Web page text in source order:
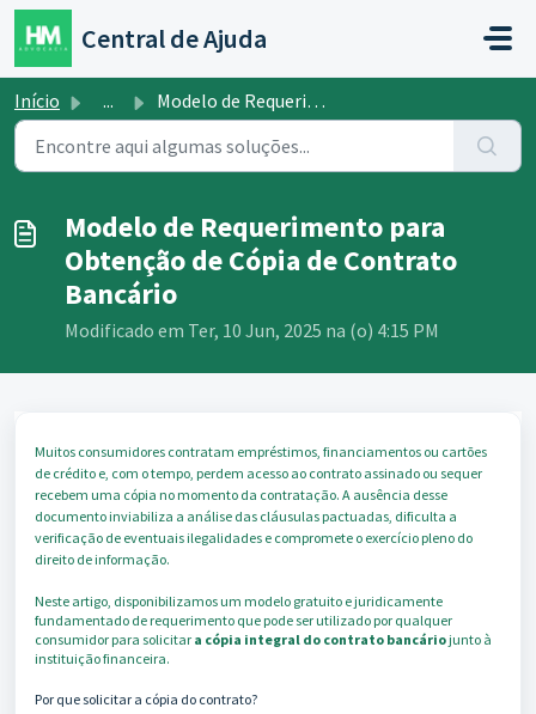
Ir para o conteúdo principal
Central de Ajuda
Início ... Modelo de Requerimento para Obtenção de Cópia de Contrato...
Modelo de Requerimento para
Obtenção de Cópia de Contrato
Bancário
Modificado em Ter, 10 Jun, 2025 na (o) 4:15 PM
Muitos consumidores contratam empréstimos, financiamentos ou cartões
de crédito e, com o tempo, perdem acesso ao contrato assinado ou sequer
recebem uma cópia no momento da contratação. A ausência desse
documento inviabiliza a análise das cláusulas pactuadas, dificulta a
verificação de eventuais ilegalidades e compromete o exercício pleno do
direito de informação.
Neste artigo, disponibilizamos um modelo gratuito e juridicamente
fundamentado de requerimento que pode ser utilizado por qualquer
consumidor para solicitar a cópia integral do contrato bancário junto à
instituição financeira.
Por que solicitar a cópia do contrato?